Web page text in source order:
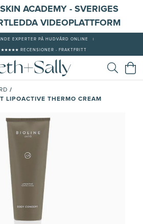
ACADEMY - SVERIGES
VIDEOPLATTFORM
EXPERTER PÅ HUDVÅRD ONLINE
RECENSIONER - FRAKTFRITT
/
LIPOACTIVE THERMO CREAM